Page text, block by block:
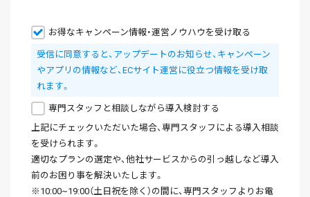
お得なキャンペーン情報・運営ノウハウを受け取る
受信に同意すると、アップデートのお知らせ、キャンペーン
やアプリの情報など、ECサイト運営に役立つ情報を受け取
れます。
専門スタッフと相談しながら導入検討する
上記にチェックいただいた場合、専門スタッフによる導入相談
を受けられます。
適切なプランの選定や、他社サービスからの引っ越しなど導入
前のお困り事を解決いたします。
※10:00~19:00（土日祝を除く）の間に、専門スタッフよりお電